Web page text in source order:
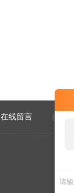
在线留言 |